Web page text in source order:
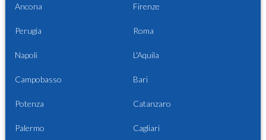
Ancona Firenze
Perugia Roma
Napoli L'Aquila
Campobasso Bari
Potenza Catanzaro
Palermo Cagliari